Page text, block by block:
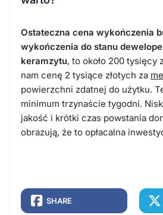
Ostateczna cena wykończenia
wykończenia do stanu
keramzytu, to około 200 tysięcy
nam cenę 2 tysiące złotych za
powierzchni zdatnej do użytku.
minimum trzynaście tygodni.
jakość i krótki czas powstania
obrazują, że to opłacalna
SHARE